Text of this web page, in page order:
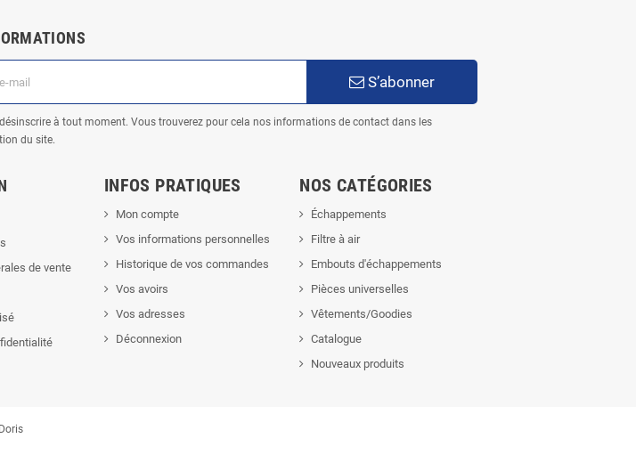
S’abonner
à tout moment. Vous trouverez pour cela nos informations de contact dans les
du site.
de vente
INFOS PRATIQUES
Mon compte
Vos informations personnelles
Historique de vos commandes
Vos avoirs
Vos adresses
Déconnexion
NOS CATÉGORIES
Échappements
Filtre à air
Embouts d'échappements
Pièces universelles
Vêtements/Goodies
Catalogue
Nouveaux produits
Doris